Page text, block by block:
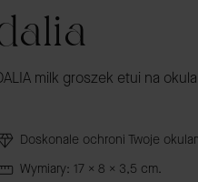
milk groszek etui na
Doskonale ochroni Twoje
Wymiary: 17 x 8 x 3,5 cm.